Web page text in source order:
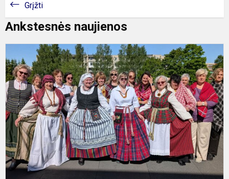
Grįžti
Ankstesnės naujienos